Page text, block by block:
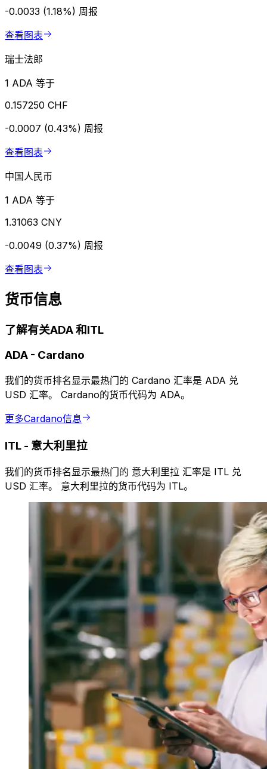
-0.0033 (1.18%) 周报
查看图表
瑞士法郎
1 ADA 等于
0.157250 CHF
-0.0007 (0.43%) 周报
查看图表
中国人民币
1 ADA 等于
1.31063 CNY
-0.0049 (0.37%) 周报
查看图表
货币信息
了解有关ADA 和ITL
ADA - Cardano
我们的货币排名显示最热门的 Cardano 汇率是 ADA 兑
USD 汇率。 Cardano的货币代码为 ADA。
更多Cardano信息
ITL - 意大利里拉
我们的货币排名显示最热门的 意大利里拉 汇率是 ITL 兑
USD 汇率。 意大利里拉的货币代码为 ITL。